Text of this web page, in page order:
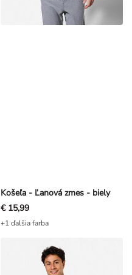
Košeľa - Ľanová zmes - biely
€ 15,99
+1 ďalšia farba